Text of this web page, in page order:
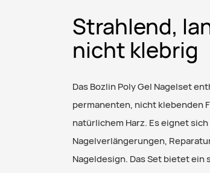
Strahlend,
nicht klebrig
Das Bozlin Poly Gel Nagelset
permanenten, nicht klebenden
natürlichem Harz. Es eignet
Nagelverlängerungen,
Nageldesign. Das Set bietet